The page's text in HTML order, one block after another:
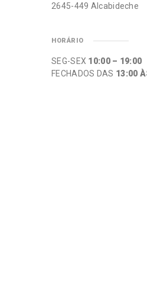
2645-449 Alcabideche
HORÁRIO
SEG-SEX 10:00 – 19:00
FECHADOS DAS 13:00